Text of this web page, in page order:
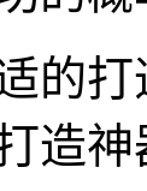
的
造